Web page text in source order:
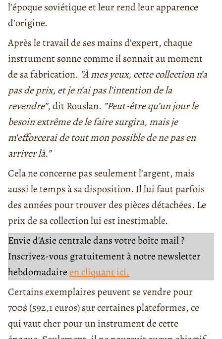
l’époque soviétique et leur rend leur apparence
d’origine.
Après le travail de ses mains d’expert, chaque
instrument sonne comme il sonnait au moment
de sa fabrication. ”À mes yeux, cette collection n’a
pas de prix, et je n’ai pas l’intention de la
revendre”, dit Rouslan. ”Peut-être qu’un jour le
besoin extrême de le faire surgira, mais je
m’efforcerai de tout mon possible de ne pas en
arriver là.”
Cela ne concerne pas seulement l’argent, mais
aussi le temps à sa disposition. Il lui faut parfois
des années pour trouver des pièces détachées. Le
prix de sa collection lui est inestimable.
Envie d'Asie centrale dans votre boîte mail ?
Inscrivez-vous gratuitement à notre newsletter
hebdomadaireen cliquant ici.
Certains exemplaires peuvent se vendre pour
700$ (592,1 euros) sur certaines plateformes, ce
qui vaut cher pour un instrument de cette